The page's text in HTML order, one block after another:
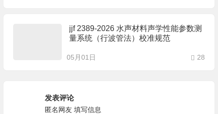
jjf 2389-2026 水声材料声学性能参数测
量系统（行波管法）校准规范
05月01日 28
发表评论
匿名网友 填写信息